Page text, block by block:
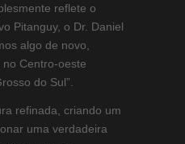
reflete o
Pitanguy, o Dr. Daniel
algo de novo,
Centro-oeste
do Sul”.
refinada, criando um
uma verdadeira